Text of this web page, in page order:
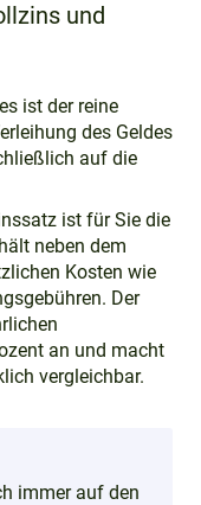
und
ist der reine
des Geldes
auf die
ist für Sie die
neben dem
Kosten wie
Der
an und macht
vergleichbar.
immer auf den